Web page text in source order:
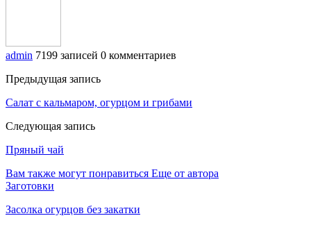
admin 7199 записей 0 комментариев
Предыдущая запись
Салат с кальмаром, огурцом и грибами
Следующая запись
Пряный чай
Вам также могут понравиться Еще от автора
Заготовки
Засолка огурцов без закатки